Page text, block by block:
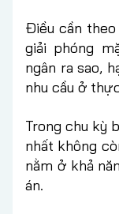
Điều cần
giải phóng
ngân ra sao,
nhu cầu ở
Trong chu kỳ
nhất không
nằm ở khả
án.